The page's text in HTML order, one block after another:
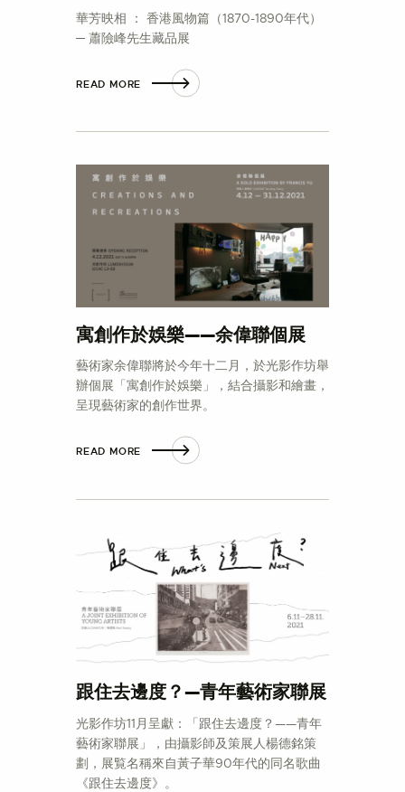
華芳映相 ： 香港風物篇（1870-1890年代）
─ 蕭險峰先生藏品展
READ MORE
寓創作於娛樂——余偉聯個展
藝術家余偉聯將於今年十二月，於光影作坊舉
辦個展「寓創作於娛樂」，結合攝影和繪畫，
呈現藝術家的創作世界。
READ MORE
跟住去邊度？—青年藝術家聯展
光影作坊11月呈獻：「跟住去邊度？——青年
藝術家聯展」，由攝影師及策展人楊德銘策
劃，展覧名稱來自黃子華90年代的同名歌曲
《跟住去邊度》。